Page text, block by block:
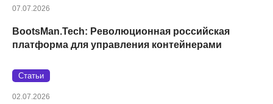
07.07.2026
BootsMan.Tech: Революционная российская
платформа для управления контейнерами
Статьи
02.07.2026